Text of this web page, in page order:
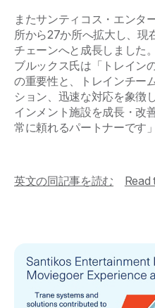
またサンティコス・エンタ
所から27か所へ拡大し、現
チェーンへと成長しました。
ブルックス氏は「トレイン
の重要性と、トレインチー
ション、迅速な対応を象徴
インメント施設を成長・改
常に頼れるパートナーです
英文の同記事を読む Read